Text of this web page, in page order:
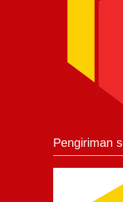
Pengiriman